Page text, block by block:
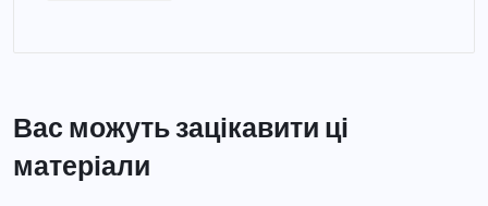
Вас можуть зацікавити ці
матеріали